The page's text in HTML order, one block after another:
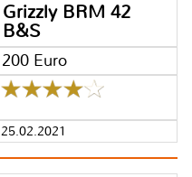
Grizzly BRM 42
B&S
200 Euro
25.02.2021